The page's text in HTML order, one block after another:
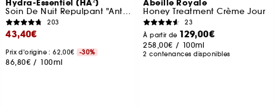
Hydra-Essentiel [HA²]
Soin De Nuit Repulpant "Anti-Soif"
203
43,40€
Prix d'origine : 62,00€ -30%
86,80€ / 100ml
Abeille Royale
Honey Treatment Crème Jour
23
À partir de 129,00€
258,00€ / 100ml
2 contenances disponibles